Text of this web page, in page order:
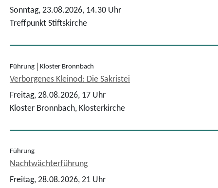
Sonntag, 23.08.2026, 14.30 Uhr
Treffpunkt Stiftskirche
Führung Kloster Bronnbach
Verborgenes Kleinod: Die Sakristei
Freitag, 28.08.2026, 17 Uhr
Kloster Bronnbach, Klosterkirche
Führung
Nachtwächterführung
Freitag, 28.08.2026, 21 Uhr